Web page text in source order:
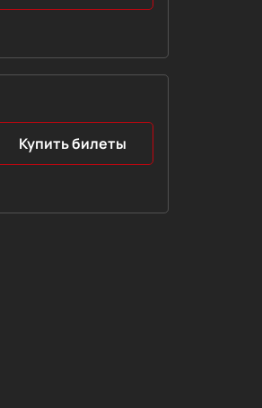
Купить билеты